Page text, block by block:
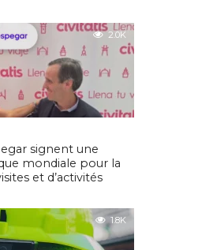
2.0K
signent une
mondiale pour la
et d’activités
1.8K